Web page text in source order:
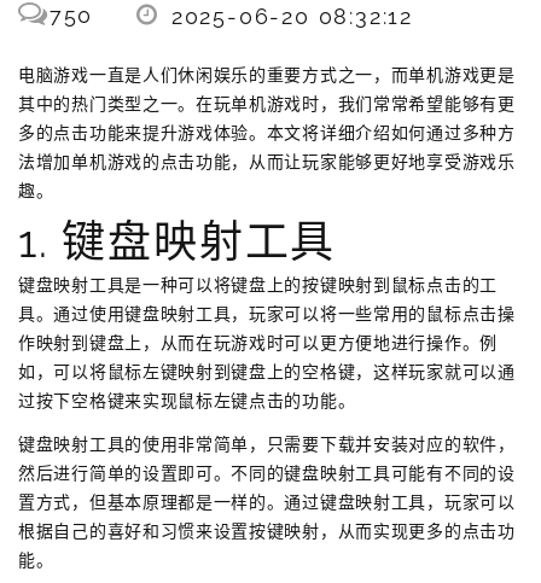
750 2025-06-20 08:32:12
电脑游戏一直是人们休闲娱乐的重要方式之一，而单机游戏更是
其中的热门类型之一。在玩单机游戏时，我们常常希望能够有更
多的点击功能来提升游戏体验。本文将详细介绍如何通过多种方
法增加单机游戏的点击功能，从而让玩家能够更好地享受游戏乐
趣。
1. 键盘映射工具
键盘映射工具是一种可以将键盘上的按键映射到鼠标点击的工
具。通过使用键盘映射工具，玩家可以将一些常用的鼠标点击操
作映射到键盘上，从而在玩游戏时可以更方便地进行操作。例
如，可以将鼠标左键映射到键盘上的空格键，这样玩家就可以通
过按下空格键来实现鼠标左键点击的功能。
键盘映射工具的使用非常简单，只需要下载并安装对应的软件，
然后进行简单的设置即可。不同的键盘映射工具可能有不同的设
置方式，但基本原理都是一样的。通过键盘映射工具，玩家可以
根据自己的喜好和习惯来设置按键映射，从而实现更多的点击功
能。